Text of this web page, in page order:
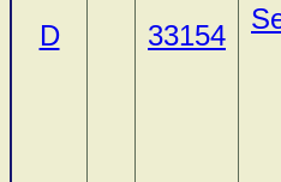
D 33154